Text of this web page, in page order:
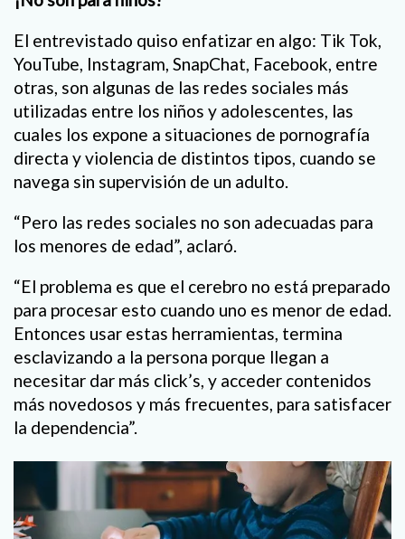
El entrevistado quiso enfatizar en algo: Tik Tok,
YouTube, Instagram, SnapChat, Facebook, entre
otras, son algunas de las redes sociales más
utilizadas entre los niños y adolescentes, las
cuales los expone a situaciones de pornografía
directa y violencia de distintos tipos, cuando se
navega sin supervisión de un adulto.
“Pero las redes sociales no son adecuadas para
los menores de edad”, aclaró.
“El problema es que el cerebro no está preparado
para procesar esto cuando uno es menor de edad.
Entonces usar estas herramientas, termina
esclavizando a la persona porque llegan a
necesitar dar más click’s, y acceder contenidos
más novedosos y más frecuentes, para satisfacer
la dependencia”.